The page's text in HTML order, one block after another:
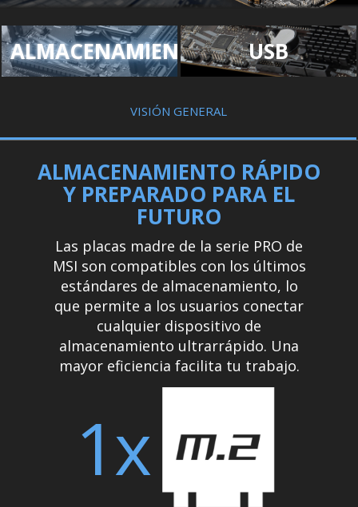
ALMACENAMIENTO USB
VISIÓN GENERAL
ALMACENAMIENTO RÁPIDO
Y PREPARADO PARA EL
FUTURO
Las placas madre de la serie PRO de
MSI son compatibles con los últimos
estándares de almacenamiento, lo
que permite a los usuarios conectar
cualquier dispositivo de
almacenamiento ultrarrápido. Una
mayor eficiencia facilita tu trabajo.
1x